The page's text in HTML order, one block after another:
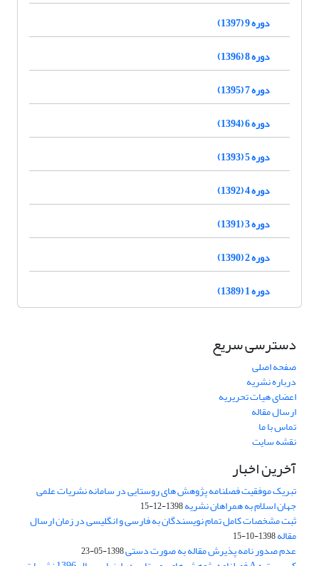
دوره 9 (1397)
دوره 8 (1396)
دوره 7 (1395)
دوره 6 (1394)
دوره 5 (1393)
دوره 4 (1392)
دوره 3 (1391)
دوره 2 (1390)
دوره 1 (1389)
دسترسی سریع
صفحه اصلی
درباره نشریه
اعضای هیات تحریریه
ارسال مقاله
تماس با ما
نقشه سایت
آخرین اخبار
تبریک موفقیت فصلنامه پژوهش های روستایی در سامانه نشریات علمی
جهان اسلام به همراهان نشریه1398-12-15
ثبت مشخصات کامل تمام نویسندگان به فارسی و انگلیسی در زمان ارسال
مقاله1398-10-15
عدم صدور نامه پذیرش مقاله به صورت دستی1398-05-23